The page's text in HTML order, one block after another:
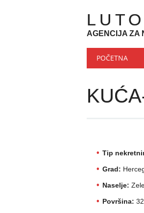
AGENCIJA ZA
Main
Skip to content
POČETNA
Tip
Grad:
Naselje:
Površina: